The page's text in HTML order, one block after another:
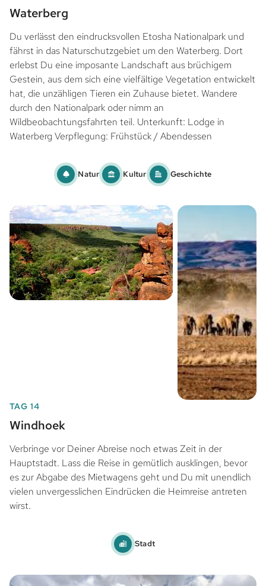
Waterberg
Du verlässt den eindrucksvollen Etosha Nationalpark und
fährst in das Naturschutzgebiet um den Waterberg. Dort
erlebst Du eine imposante Landschaft aus brüchigem
Gestein, aus dem sich eine vielfältige Vegetation entwickelt
hat, die unzähligen Tieren ein Zuhause bietet. Wandere
durch den Nationalpark oder nimm an
Wildbeobachtungsfahrten teil. Unterkunft: Lodge in
Waterberg Verpflegung: Frühstück / Abendessen
Natur Kultur Geschichte
TAG 14
Windhoek
Verbringe vor Deiner Abreise noch etwas Zeit in der
Hauptstadt. Lass die Reise in gemütlich ausklingen, bevor
es zur Abgabe des Mietwagens geht und Du mit unendlich
vielen unvergesslichen Eindrücken die Heimreise antreten
wirst.
Stadt